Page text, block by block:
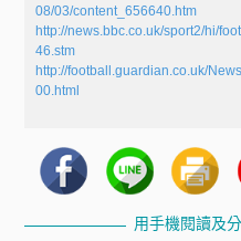
08/03/content_656640.htm
http://news.bbc.co.uk/sport2/hi/
46.stm
http://football.guardian.co.uk/
00.html
用手機閱讀及